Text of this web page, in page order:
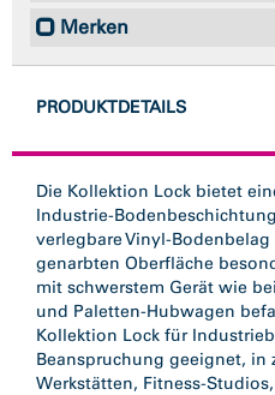
Merken
PRODUKTDETAILS
Die Kollektion Lock bietet
Industrie-
verlegbare Vinyl-
genarbten Oberfläche
mit schwerstem Gerät wie
und Paletten-Hubwagen
Kollektion Lock für
Beanspruchung geeignet, in
Werkstätten, Fitness-